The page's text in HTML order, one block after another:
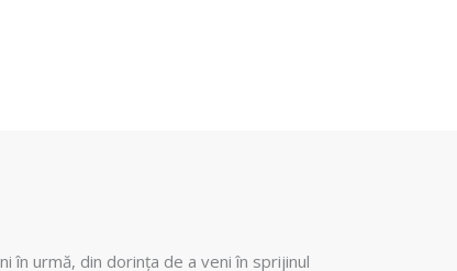
în urmă, din dorința de a veni în sprijinul